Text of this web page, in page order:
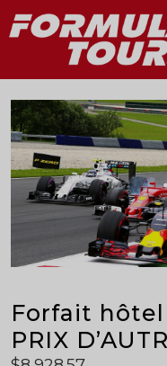
Forfait
PRIX